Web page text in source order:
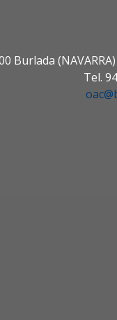
Burlada (NAVARRA)
Tel.